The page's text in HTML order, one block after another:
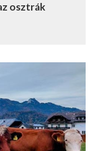
osztrák